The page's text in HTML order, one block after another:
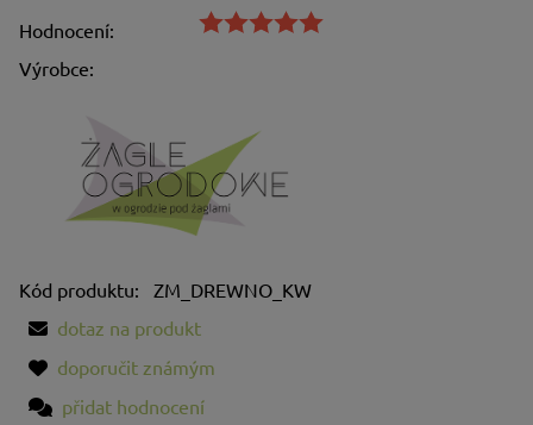
Hodnocení:
Výrobce:
Kód produktu:
ZM_DREWNO_KW
dotaz na produkt
doporučit známým
přidat hodnocení